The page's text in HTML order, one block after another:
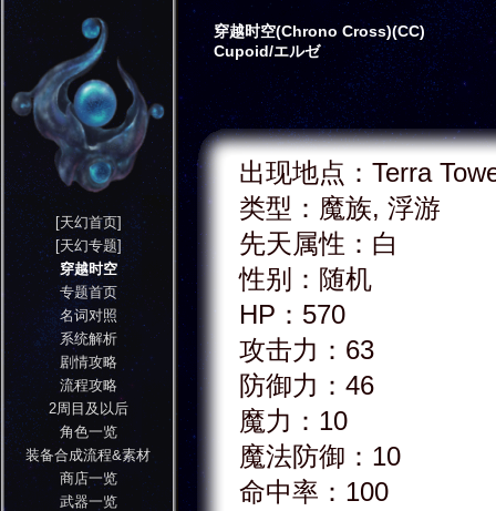
穿越时空(Chrono Cross)(CC)
Cupoid/エルゼ
出现地点：Terra
类型：魔族, 浮游
先天属性：白
性别：随机
HP：570
攻击力：63
防御力：46
魔力：10
魔法防御：10
命中率：100
[天幻首页]
[天幻专题]
穿越时空
专题首页
名词对照
系统解析
剧情攻略
流程攻略
2周目及以后
角色一览
装备合成流程&素材
商店一览
武器一览